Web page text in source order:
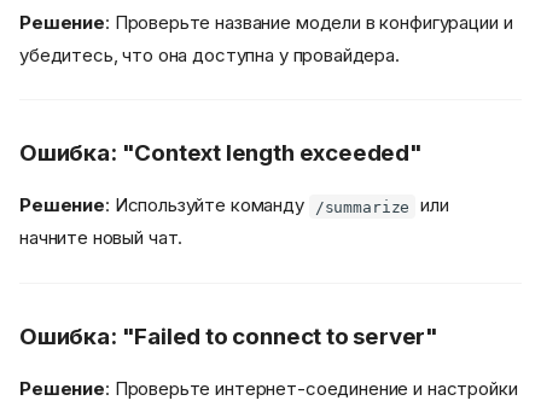
Решение: Проверьте название модели в конфигурации и
убедитесь, что она доступна у провайдера.
Ошибка: "Context length exceeded"
Решение: Используйте команду /summarize
или
начните новый чат.
Ошибка: "Failed to connect to server"
Решение: Проверьте интернет-соединение и настройки